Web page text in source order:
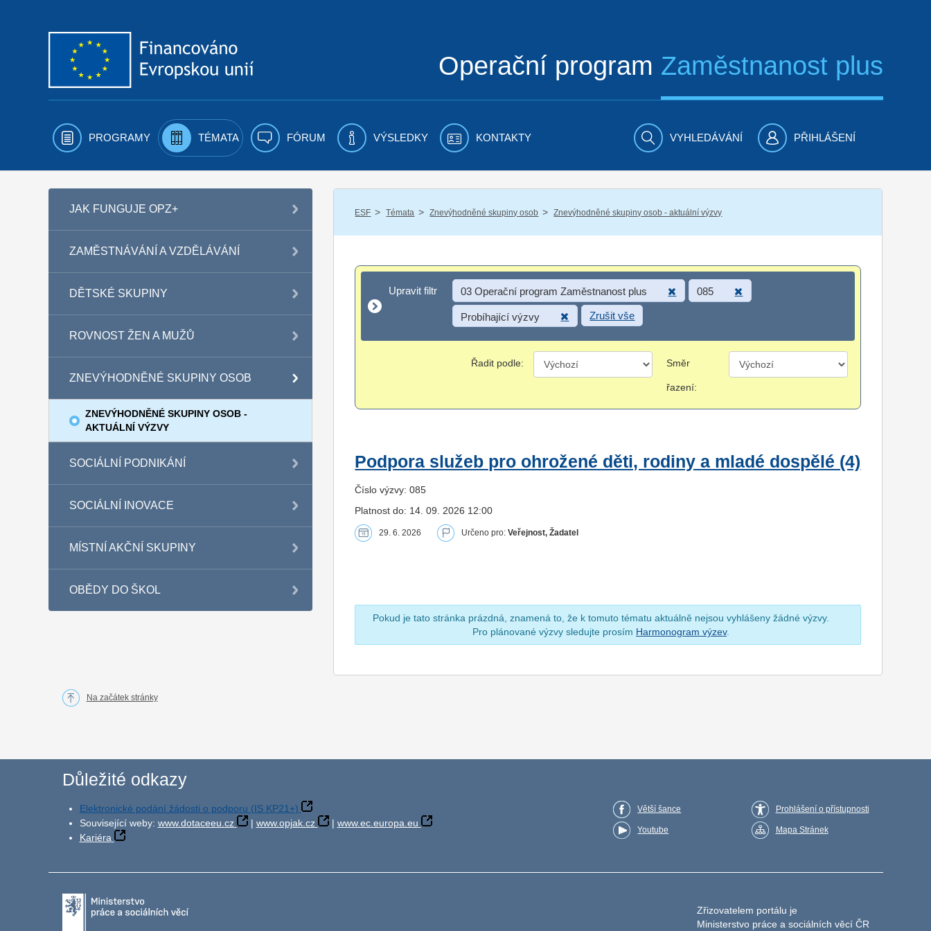
Operační program Zaměstnanost plus
PROGRAMY TÉMATA FÓRUM VÝSLEDKY KONTAKTY VYHLEDÁVÁNÍ PŘIHLÁŠENÍ
JAK FUNGUJE OPZ+
ZAMĚSTNÁVÁNÍ A VZDĚLÁVÁNÍ
DĚTSKÉ SKUPINY
ROVNOST ŽEN A MUŽŮ
ZNEVÝHODNĚNÉ SKUPINY OSOB
ZNEVÝHODNĚNÉ SKUPINY OSOB -
AKTUÁLNÍ VÝZVY
SOCIÁLNÍ PODNIKÁNÍ
SOCIÁLNÍ INOVACE
MÍSTNÍ AKČNÍ SKUPINY
OBĚDY DO ŠKOL
ESF / Témata / Znevýhodněné skupiny osob / Znevýhodněné skupiny osob - aktuální výzvy
Upravit filtr
Upravit filtr 03 Operační program Zaměstnanost plus 085
Probíhající výzvy Zrušit vše
Řadit podle: Směr
řazení:
Podpora služeb pro ohrožené děti, rodiny a mladé dospělé (4)
Číslo výzvy: 085
Platnost do: 14. 09. 2026 12:00
29. 6. 2026 Určeno pro:Veřejnost, Žadatel
Pokud je tato stránka prázdná, znamená to, že k tomuto tématu aktuálně nejsou vyhlášeny žádné výzvy.
Pro plánované výzvy sledujte prosím Harmonogram výzev.
Na začátek stránky
Důležité odkazy
Elektronické podání žádosti o podporu (IS KP21+)
Související weby: www.dotaceeu.cz | www.opjak.cz | www.ec.europa.eu
Kariéra
Větší šance
Youtube
Prohlášení o přístupnosti
Mapa Stránek
Zřizovatelem portálu je
Ministerstvo práce a sociálních věcí ČR